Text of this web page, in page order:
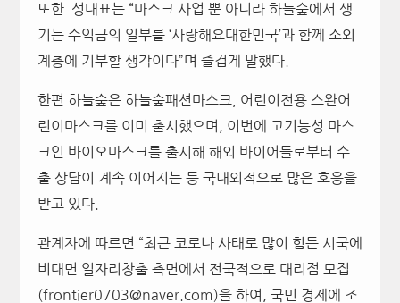
또한 성대표는 “마스크 사업 뿐 아니라 하늘숲에서 생
기는 수익금의 일부를 ‘사랑해요대한민국’과 함께 소외
계층에 기부할 생각이다”며 즐겁게 말했다.
한편 하늘숲은 하늘숲패션마스크, 어린이전용 스완어
린이마스크를 이미 출시했으며, 이번에 고기능성 마스
크인 바이오마스크를 출시해 해외 바이어들로부터 수
출 상담이 계속 이어지는 등 국내외적으로 많은 호응을
받고 있다.
관계자에 따르면 “최근 코로나 사태로 많이 힘든 시국에
비대면 일자리창출 측면에서 전국적으로 대리점 모집
(frontier0703@naver.com)을 하여, 국민 경제에 조